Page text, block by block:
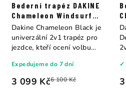
Bederní trapéz DAKINE
Chameleon Windsurf
Harness Black
3 099 Kč6 100 Kč
Expedujeme do 7 dní
Dakine Chameleon Black je
univerzální 2v1 trapéz pro
jezdce, kteří ocení volbu
✓